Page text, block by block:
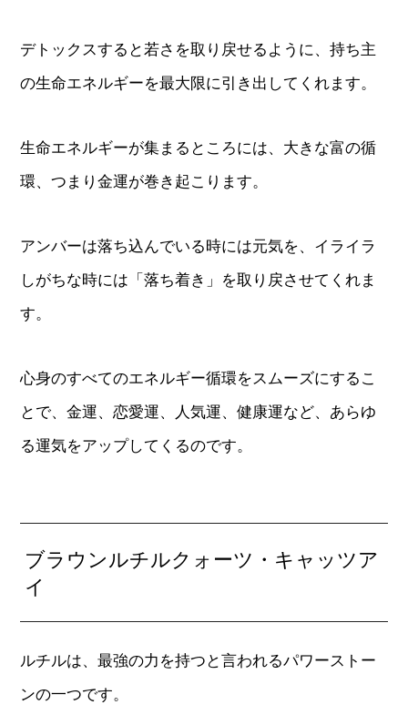
デトックスすると若さを取り戻せるように、持ち主
の生命エネルギーを最大限に引き出してくれます。
生命エネルギーが集まるところには、大きな富の循
環、つまり金運が巻き起こります。
アンバーは落ち込んでいる時には元気を、イライラ
しがちな時には「落ち着き」を取り戻させてくれま
す。
心身のすべてのエネルギー循環をスムーズにするこ
とで、金運、恋愛運、人気運、健康運など、あらゆ
る運気をアップしてくるのです。
ブラウンルチルクォーツ・キャッツア
イ
ルチルは、最強の力を持つと言われるパワーストー
ンの一つです。